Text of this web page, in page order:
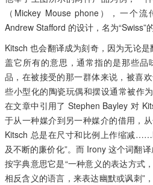
（Mickey Mouse phone），一个
Andrew Stafford 的设计，名为“Swiss”
Kitsch 也会翻译成为刻奇，因为无论是
盖它所有的意思，通常指的是那些
品，在被接受的那一群体来说，被喜
些小型化的陶瓷玩偶和摆设通常被作
在文章中引用了 Stephen Bayley 对
于从一种媒介到另一种媒介的借用，
Kitsch 总是在尺寸和比例上作缩减
及不断的廉价化”。而 Irony 这个词翻译
按字典意思它是“一种意义的表达方式
相反含义的语言，来表达幽默或讽刺”